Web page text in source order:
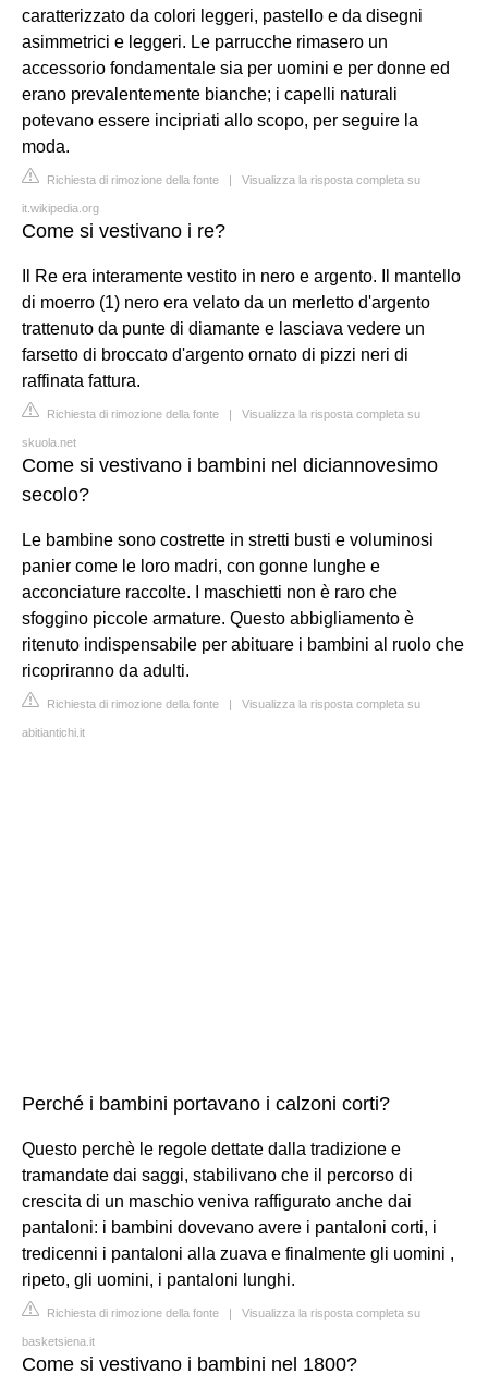
caratterizzato da colori leggeri, pastello e da disegni
asimmetrici e leggeri. Le parrucche rimasero un
accessorio fondamentale sia per uomini e per donne ed
erano prevalentemente bianche; i capelli naturali
potevano essere incipriati allo scopo, per seguire la
moda.
Richiesta di rimozione della fonte | Visualizza la risposta completa su
it.wikipedia.org
Come si vestivano i re?
Il Re era interamente vestito in nero e argento. Il mantello
di moerro (1) nero era velato da un merletto d'argento
trattenuto da punte di diamante e lasciava vedere un
farsetto di broccato d'argento ornato di pizzi neri di
raffinata fattura.
Richiesta di rimozione della fonte | Visualizza la risposta completa su
skuola.net
Come si vestivano i bambini nel diciannovesimo
secolo?
Le bambine sono costrette in stretti busti e voluminosi
panier come le loro madri, con gonne lunghe e
acconciature raccolte. I maschietti non è raro che
sfoggino piccole armature. Questo abbigliamento è
ritenuto indispensabile per abituare i bambini al ruolo che
ricopriranno da adulti.
Richiesta di rimozione della fonte | Visualizza la risposta completa su
abitiantichi.it
Perché i bambini portavano i calzoni corti?
Questo perchè le regole dettate dalla tradizione e
tramandate dai saggi, stabilivano che il percorso di
crescita di un maschio veniva raffigurato anche dai
pantaloni: i bambini dovevano avere i pantaloni corti, i
tredicenni i pantaloni alla zuava e finalmente gli uomini ,
ripeto, gli uomini, i pantaloni lunghi.
Richiesta di rimozione della fonte | Visualizza la risposta completa su
basketsiena.it
Come si vestivano i bambini nel 1800?